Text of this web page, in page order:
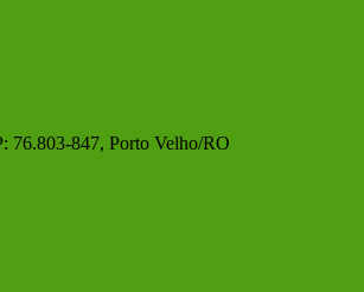
76.803-847, Porto Velho/RO